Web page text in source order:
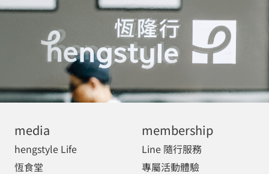
media
hengstyle Life
恆食堂
membership
Line 隨行服務
專屬活動體驗